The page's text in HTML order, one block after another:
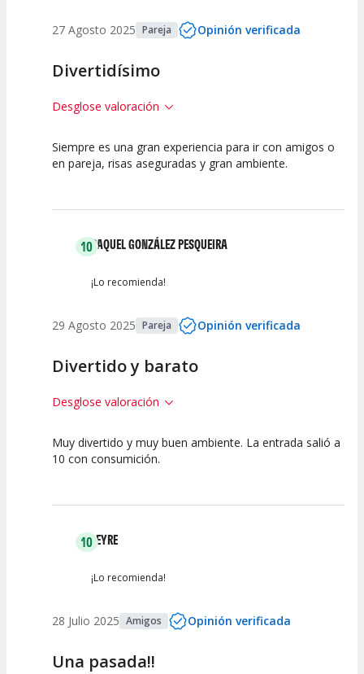
27 Agosto 2025 Pareja Opinión verificada
Divertidísimo
Desglose valoración
10 10 10
Siempre es una gran experiencia para ir con amigos o
en pareja, risas aseguradas y gran ambiente.
10RAQUEL GONZÁLEZ PESQUEIRA
¡Lo recomienda!
29 Agosto 2025 Pareja Opinión verificada
Divertido y barato
Desglose valoración
10 10 10
Muy divertido y muy buen ambiente. La entrada salió a
10 con consumición.
10LEYRE
¡Lo recomienda!
28 Julio 2025 Amigos Opinión verificada
Una pasada!!